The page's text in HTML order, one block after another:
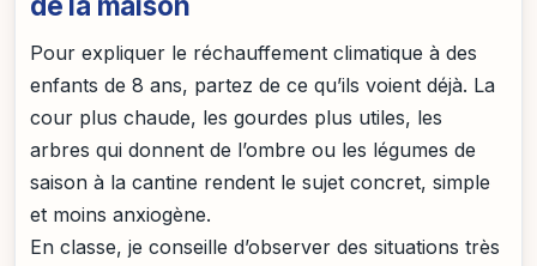
Pour expliquer le réchauffement climatique à des
enfants de 8 ans, partez de ce qu’ils voient déjà. La
cour plus chaude, les gourdes plus utiles, les
arbres qui donnent de l’ombre ou les légumes de
saison à la cantine rendent le sujet concret, simple
et moins anxiogène.
En classe, je conseille d’observer des situations très